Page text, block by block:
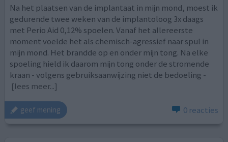
Na het plaatsen van de implantaat in mijn mond, moest ik
gedurende twee weken van de implantoloog 3x daags
met Perio Aid 0,12% spoelen. Vanaf het allereerste
moment voelde het als chemisch-agressief naar spul in
mijn mond. Het brandde op en onder mijn tong. Na elke
spoeling hield ik daarom mijn tong onder de stromende
kraan - volgens gebruiksaanwijzing niet de bedoeling -
[lees meer...]
geef mening 0 reacties